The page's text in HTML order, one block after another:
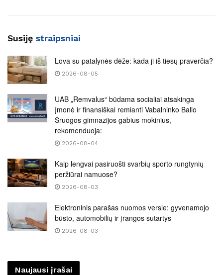
Susiję straipsniai
Lova su patalynės dėže: kada ji iš tiesų praverčia?
2026-08-05
UAB „Remvalus“ būdama socialiai atsakinga
įmonė ir finansiškai remianti Vabalninko Balio
Sruogos gimnazijos gabius mokinius,
rekomenduoja:
2026-08-04
Kaip lengvai pasiruošti svarbių sporto rungtynių
peržiūrai namuose?
2026-08-03
Elektroninis parašas nuomos versle: gyvenamojo
būsto, automobilių ir įrangos sutartys
2026-08-03
Naujausi įrašai